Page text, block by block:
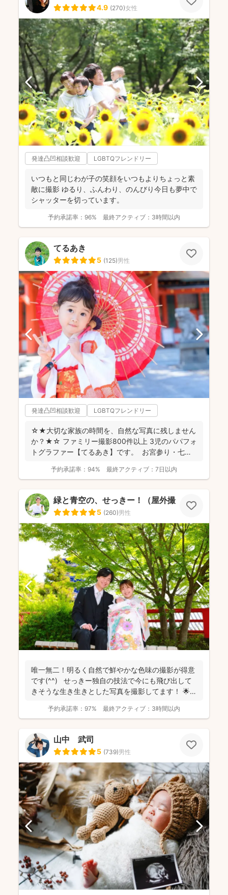
4.9 (270)女性
発達凸凹相談歓迎 LGBTQフレンドリー
いつもと同じわが子の笑顔をいつもよりちょっと素
敵に撮影 ゆるり、ふんわり、のんびり今日も夢中で
シャッターを切っています。
予約承諾率： 96% 最終アクティブ： 3時間以内
てるあき
5 (125)男性
発達凸凹相談歓迎 LGBTQフレンドリー
☆★大切な家族の時間を、自然な写真に残しません
か？★☆ ファミリー撮影800件以上 3児のパパフォ
トグラファー【てるあき】です。 お宮参り・七
予約承諾率： 94% 最終アクティブ： 7日以内
緑と青空の、せっきー！（屋外撮影もお任せ🌟
5 (260)男性
唯一無二！明るく自然で鮮やかな色味の撮影が得意
です(^^) せっきー独自の技法で今にも飛び出して
きそうな生き生きとした写真を撮影してます！ 🌟屋
予約承諾率： 97% 最終アクティブ： 3時間以内
山中 武司
5 (739)男性